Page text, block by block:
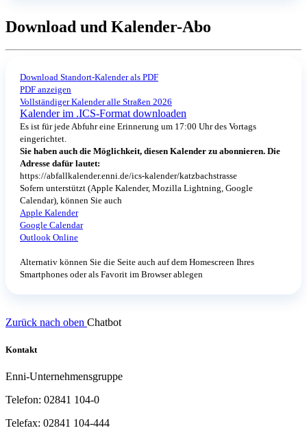
Download und Kalender-Abo
Download Standort-Kalender als PDF
PDF anzeigen
Vollständiger Kalender alle Straßen 2026
Kalender im .ICS-Format downloaden
Es ist für jede Abfuhr eine Erinnerung um 17:00 Uhr des Vortags
eingerichtet.
Sie haben auch die Möglichkeit, diesen Kalender zu abonnieren. Die
Adresse dafür lautet:
https://abfallkalender.enni.de/ics-kalender/katzbachstrasse
Sofern unterstützt (Apple Kalender, Mozilla Lightning, Google
Calendar), können Sie auch
Apple Kalender
Google Calendar
Outlook Online
Alternativ können Sie die Seite auch auf dem Homescreen Ihres
Smartphones oder als Favorit im Browser ablegen
Zurück nach oben Chatbot
Kontakt
Enni-Unternehmensgruppe
Telefon: 02841 104-0
Telefax: 02841 104-444